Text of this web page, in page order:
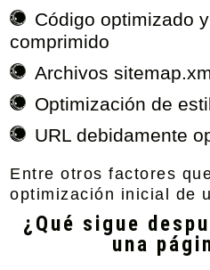
Código optimizado
comprimido
Archivos
Optimización de
URL debidamente
Entre otros factores
optimización inicial de
¿Qué sigue
una